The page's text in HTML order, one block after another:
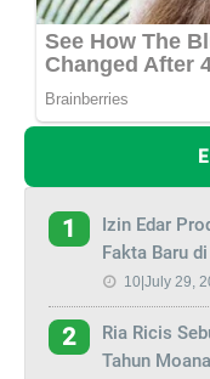
1
Izin Edar
Fakta Baru
10|July 29,
2
Ria Ricis
Tahun